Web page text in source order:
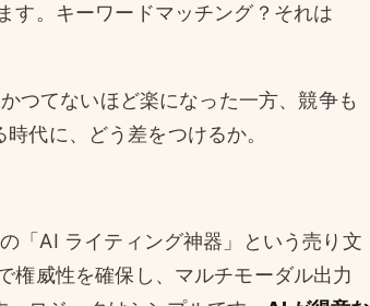
す。キーワードマッチング？それは
つてないほど楽になった一方、競争も
代に、どう差をつけるか。
「AI ライティング神器」という売り文
権威性を確保し、マルチモーダル出力